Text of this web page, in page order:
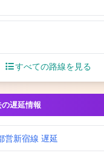
すべての路線を見る
遅延情報
営新宿線 遅延